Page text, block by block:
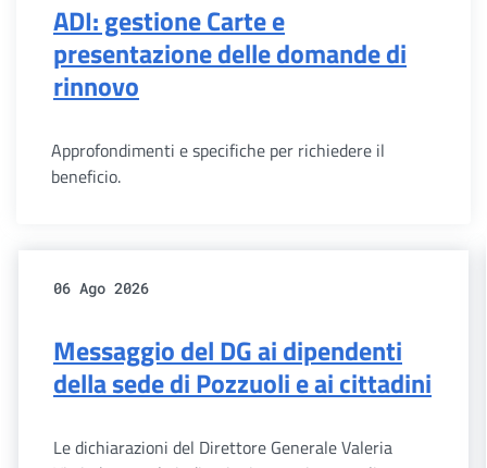
ADI: gestione Carte e
presentazione delle domande di
rinnovo
Approfondimenti e specifiche per richiedere il
beneficio.
06 Ago 2026
Messaggio del DG ai dipendenti
della sede di Pozzuoli e ai cittadini
Le dichiarazioni del Direttore Generale Valeria